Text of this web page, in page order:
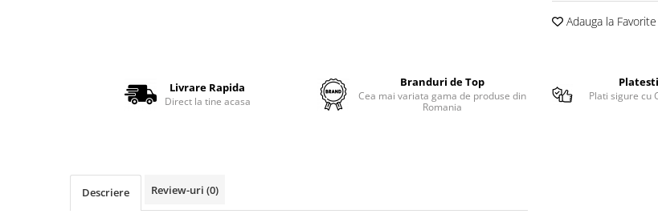
Adauga la Favorite
Livrare Rapida
Direct la tine acasa
Branduri de Top
Cea mai variata gama de produse din
Romania
Plati sigure cu
Descriere Review-uri (0)